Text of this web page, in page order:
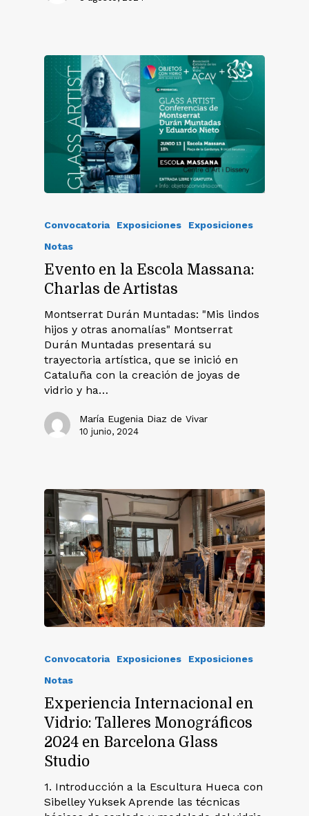
Convocatoria Exposiciones
Exposiciones
Notas
Evento en la Escola Massana:
Charlas de Artistas
Montserrat Durán Muntadas: "Mis lindos
hijos y otras anomalías" Montserrat
Durán Muntadas presentará su
trayectoria artística, que se inició en
Cataluña con la creación de joyas de
vidrio y ha…
María Eugenia Diaz de Vivar
10 junio, 2024
Convocatoria Exposiciones
Exposiciones
Notas
Experiencia Internacional en
Vidrio: Talleres Monográficos
2024 en Barcelona Glass
Studio
1. Introducción a la Escultura Hueca con
Sibelley Yuksek Aprende las técnicas